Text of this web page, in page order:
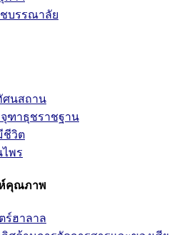
บรรณาลัย
นสถาน
ฑาธุชราชฐาน
วิต
พร
ห์คุณภาพ
ร์ฮาลาล